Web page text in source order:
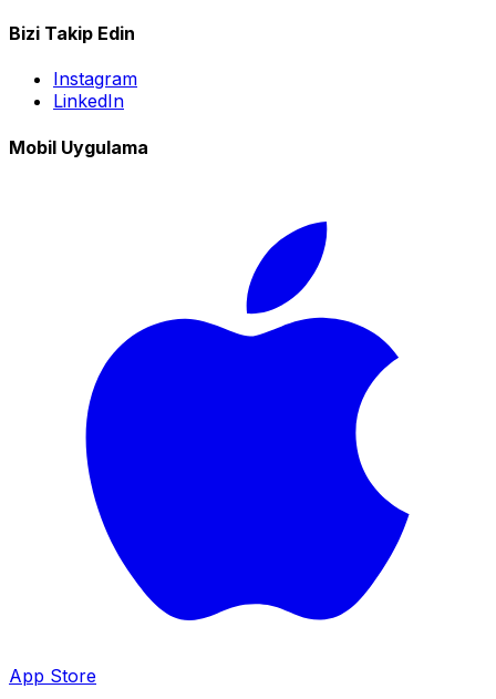
Bizi Takip Edin
Instagram
LinkedIn
Mobil Uygulama
App Store